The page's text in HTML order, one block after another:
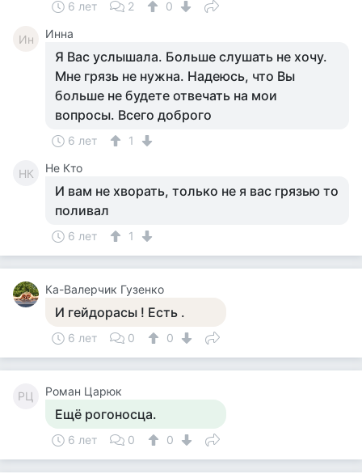
6 лет 2 0
Ин Инна
Я Вас услышала. Больше слушать не хочу.
Мне грязь не нужна. Надеюсь, что Вы
больше не будете отвечать на мои
вопросы. Всего доброго
6 лет 1
НК Не Кто
И вам не хворать, только не я вас грязью то
поливал
6 лет 1
Ка-Валерчик Гузенко
И гейдорасы ! Есть .
6 лет 0 0
РЦ Роман Царюк
Ещё рогоносца.
6 лет 0 0